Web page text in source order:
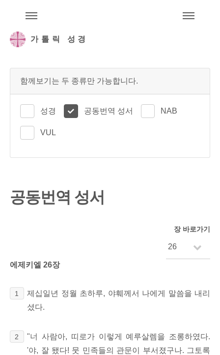
가톨릭 성경
함께보기는 두 종류만 가능합니다.
성경 공동번역 성서 NAB
VUL
공동번역 성서
장 바로가기
에제키엘 26장
1
제십일년 정월 초하루, 야훼께서 나에게 말씀을 내리
셨다.
2
"너 사람아, 띠로가 이렇게 예루살렘을 조롱하였다.
'야, 잘 됐다! 뭇 민족들의 관문이 부서졌구나. 그토록